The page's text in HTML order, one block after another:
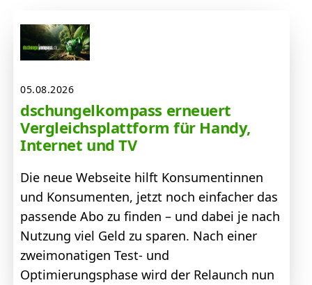
05.08.2026
dschungelkompass erneuert
Vergleichsplattform für Handy,
Internet und TV
Die neue Webseite hilft Konsumentinnen
und Konsumenten, jetzt noch einfacher das
passende Abo zu finden – und dabei je nach
Nutzung viel Geld zu sparen. Nach einer
zweimonatigen Test- und
Optimierungsphase wird der Relaunch nun